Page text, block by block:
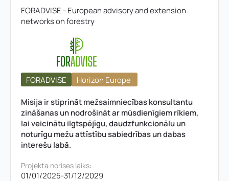
FORADVISE - European advisory and extension
networks on forestry
FORADVISE Horizon Europe
Misija ir stiprināt mežsaimniecības konsultantu
zināšanas un nodrošināt ar mūsdienīgiem rīkiem,
lai veicinātu ilgtspējīgu, daudzfunkcionālu un
noturīgu mežu attīstību sabiedrības un dabas
interešu labā.
Projekta norises laiks:
01/01/2025-31/12/2029